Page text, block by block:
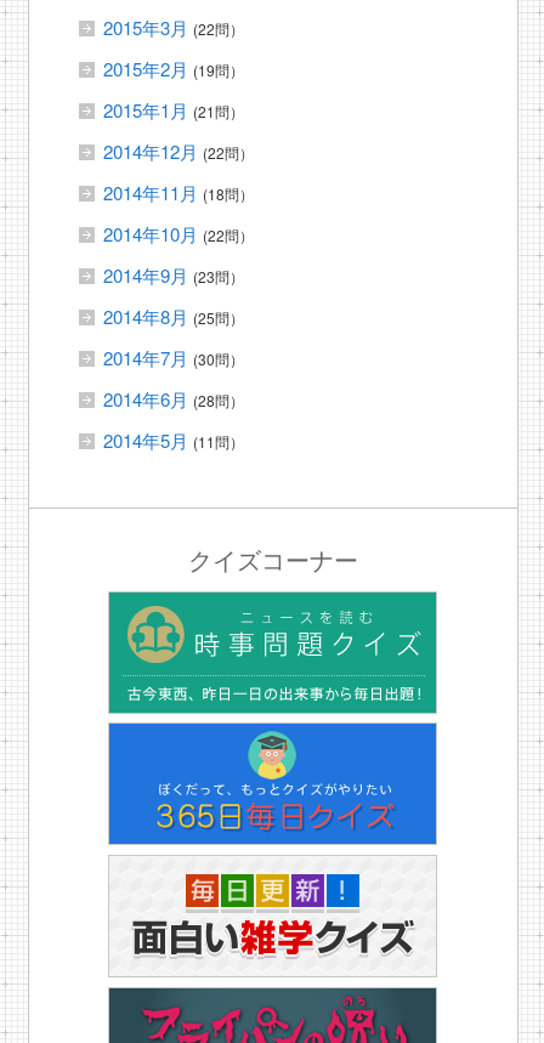
2015年3月 (22問）
2015年2月 (19問）
2015年1月 (21問）
2014年12月 (22問）
2014年11月 (18問）
2014年10月 (22問）
2014年9月 (23問）
2014年8月 (25問）
2014年7月 (30問）
2014年6月 (28問）
2014年5月 (11問）
クイズコーナー